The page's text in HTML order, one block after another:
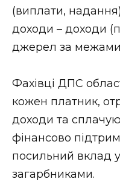
(виплати,
доходи – доходи
джерел за межами
Фахівці ДПС
кожен платник,
доходи та
фінансово
посильний вклад
загарбниками.